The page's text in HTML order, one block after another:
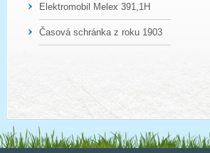
Elektromobil Melex 391,1H
Časová schránka z roku 1903